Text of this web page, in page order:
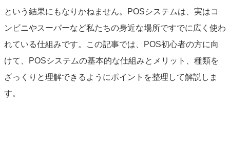
という結果にもなりかねません。POSシステムは、実はコ
ンビニやスーパーなど私たちの身近な場所ですでに広く使わ
れている仕組みです。この記事では、POS初心者の方に向
けて、POSシステムの基本的な仕組みとメリット、種類を
ざっくりと理解できるようにポイントを整理して解説しま
す。